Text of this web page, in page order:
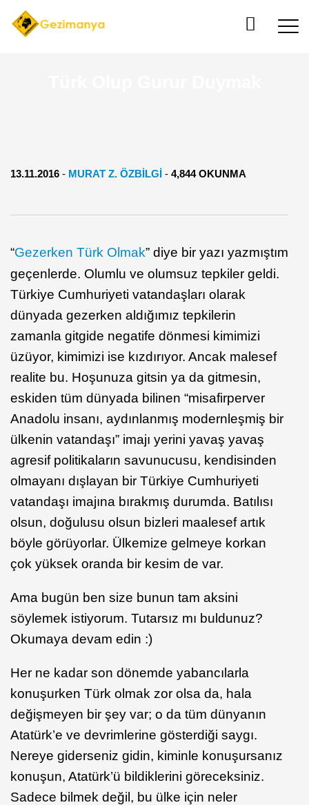
13.11.2016 - MURAT Z. ÖZBİLGİ - 4,844 OKUNMA
“Gezerken Türk Olmak” diye bir yazı yazmıştım
geçenlerde. Olumlu ve olumsuz tepkiler geldi.
Türkiye Cumhuriyeti vatandaşları olarak
dünyada gezerken aldığımız tepkilerin
zamanla gitgide negatife dönmesi kimimizi
üzüyor, kimimizi ise kızdırıyor. Ancak malesef
realite bu. Hoşunuza gitsin ya da gitmesin,
eskiden tüm dünyada bilinen “misafirperver
Anadolu insanı, aydınlanmış modernleşmiş bir
ülkenin vatandaşı” imajı yerini yavaş yavaş
agresif politikaların savunucusu, kendisinden
olmayanı dışlayan bir Türkiye Cumhuriyeti
vatandaşı imajına bırakmış durumda. Batılısı
olsun, doğulusu olsun bizleri maalesef artık
böyle görüyorlar. Ülkemize gelmeye korkan
çok yüksek oranda bir kesim de var.
Ama bugün ben size bunun tam aksini
söylemek istiyorum. Tutarsız mı buldunuz?
Okumaya devam edin :)
Her ne kadar son dönemde yabancılarla
konuşurken Türk olmak zor olsa da, hala
değişmeyen bir şey var; o da tüm dünyanın
Atatürk’e ve devrimlerine gösterdiği saygı.
Nereye giderseniz gidin, kiminle konuşursanız
konuşun, Atatürk’ü bildiklerini göreceksiniz.
Sadece bilmek değil, bu ülke için neler